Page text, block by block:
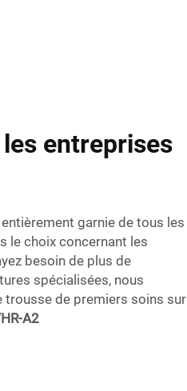
entreprises
garnie de tous les
le choix concernant les
besoin de plus de
spécialisées, nous
trousse de premiers soins sur
A2